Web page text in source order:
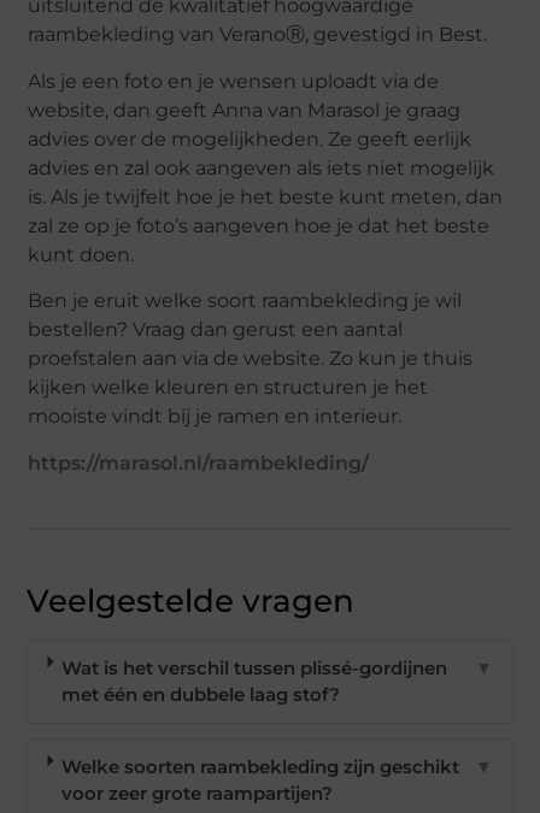
uitsluitend de kwalitatief hoogwaardige
raambekleding van VeranoⓇ, gevestigd in Best.
Als je een foto en je wensen uploadt via de
website, dan geeft Anna van Marasol je graag
advies over de mogelijkheden. Ze geeft eerlijk
advies en zal ook aangeven als iets niet mogelijk
is. Als je twijfelt hoe je het beste kunt meten, dan
zal ze op je foto’s aangeven hoe je dat het beste
kunt doen.
Ben je eruit welke soort raambekleding je wil
bestellen? Vraag dan gerust een aantal
proefstalen aan via de website. Zo kun je thuis
kijken welke kleuren en structuren je het
mooiste vindt bij je ramen en interieur.
https://marasol.nl/raambekleding/
Veelgestelde vragen
Wat is het verschil tussen plissé-gordijnen
met één en dubbele laag stof?
▼
Welke soorten raambekleding zijn geschikt
voor zeer grote raampartijen?
▼